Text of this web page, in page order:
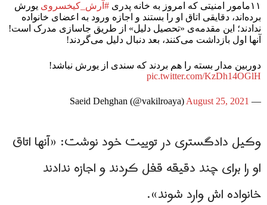
۱۱مامور امنیتی که امروز به خانه پدری #آرش_کیخسروی یورش
برده‌اند، دقایقی اتاق او را بستند و اجازه ورود به اعضای خانواده
ندادند؛ این مقدمه‌ی «تحصیل دلیل» از طریق جاسازی مدرک است!
آنها اول بازداشت می‌کنند، بعد دنبال دلیل می‌گردند!
دوربين مدار بسته را هم بردند که سندی از یورش نباشد!
pic.twitter.com/KzDh14OGlH
— Saeid Dehghan (@vakilroaya)
August 25, 2021
وکیل دادگستری در توییت خود نوشت: «آنها اتاق
او را برای چند دقیقه قفل کردند و اجازه ندادند
خانواده اش وارد شوند».